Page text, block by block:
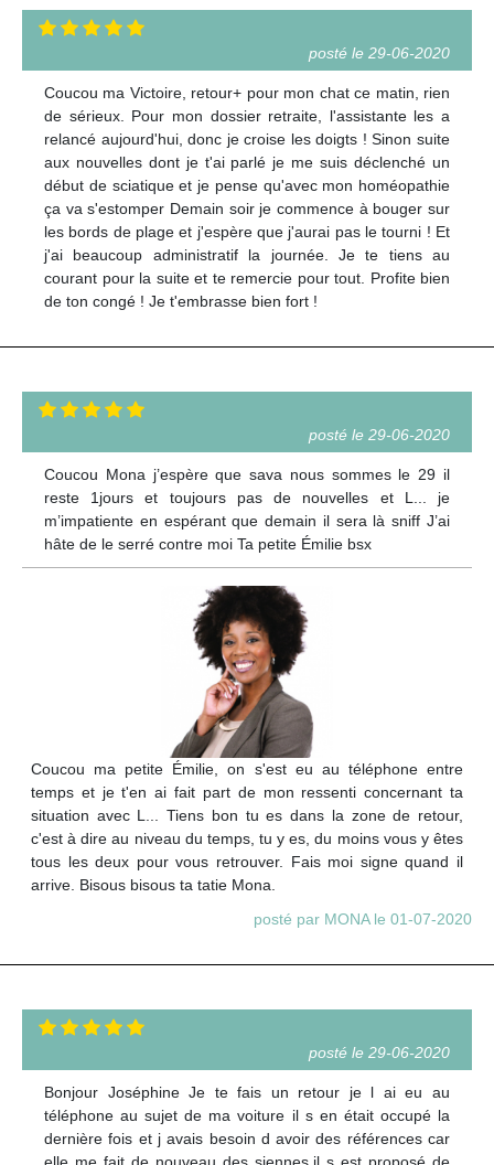
posté le 29-06-2020
Coucou ma Victoire, retour+ pour mon chat ce matin, rien
de sérieux. Pour mon dossier retraite, l'assistante les a
relancé aujourd'hui, donc je croise les doigts ! Sinon suite
aux nouvelles dont je t'ai parlé je me suis déclenché un
début de sciatique et je pense qu'avec mon homéopathie
ça va s'estomper Demain soir je commence à bouger sur
les bords de plage et j'espère que j'aurai pas le tourni ! Et
j'ai beaucoup administratif la journée. Je te tiens au
courant pour la suite et te remercie pour tout. Profite bien
de ton congé ! Je t'embrasse bien fort !
posté le 29-06-2020
Coucou Mona j’espère que sava nous sommes le 29 il
reste 1jours et toujours pas de nouvelles et L... je
m’impatiente en espérant que demain il sera là sniff J’ai
hâte de le serré contre moi Ta petite Émilie bsx
Coucou ma petite Émilie, on s'est eu au téléphone entre
temps et je t'en ai fait part de mon ressenti concernant ta
situation avec L... Tiens bon tu es dans la zone de retour,
c'est à dire au niveau du temps, tu y es, du moins vous y êtes
tous les deux pour vous retrouver. Fais moi signe quand il
arrive. Bisous bisous ta tatie Mona.
posté par MONA le 01-07-2020
posté le 29-06-2020
Bonjour Joséphine Je te fais un retour je l ai eu au
téléphone au sujet de ma voiture il s en était occupé la
dernière fois et j avais besoin d avoir des références car